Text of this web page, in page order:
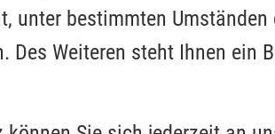
unter bestimmten
Weiteren steht Ihnen ein